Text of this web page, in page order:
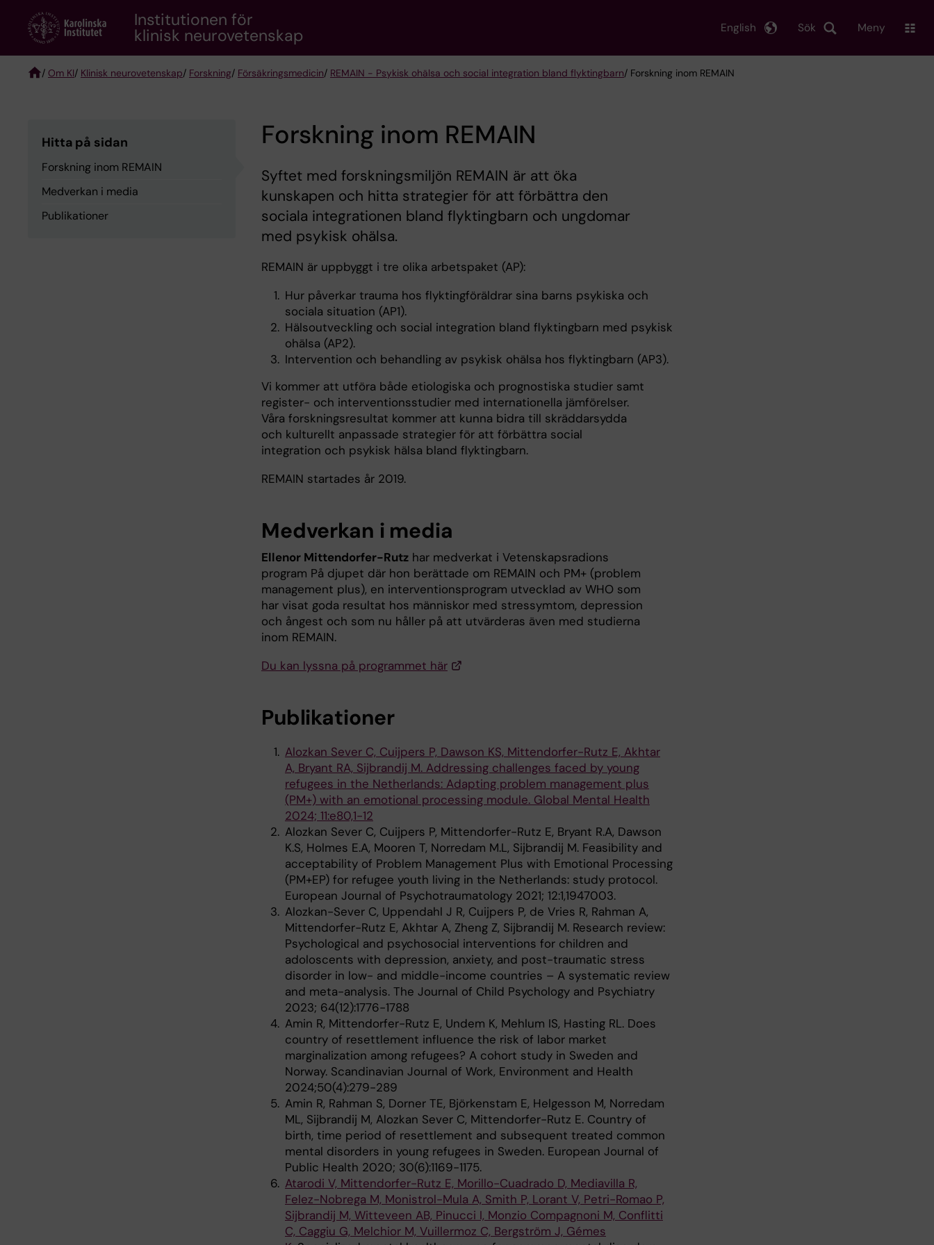
content
Institutionen för
klinisk neurovetenskap Sök
English Meny
/ Om KI/ Klinisk neurovetenskap/ Forskning/ Försäkringsmedicin/ REMAIN - Psykisk ohälsa och social integration bland flyktingbarn/ Forskning inom REMAIN
Hitta på sidan
Forskning inom REMAIN
Medverkan i media
Publikationer
Forskning inom REMAIN
Syftet med forskningsmiljön REMAIN är att öka
kunskapen och hitta strategier för att förbättra den
sociala integrationen bland flyktingbarn och ungdomar
med psykisk ohälsa.
REMAIN är uppbyggt i tre olika arbetspaket (AP):
Hur påverkar trauma hos flyktingföräldrar sina barns psykiska och
sociala situation (AP1).
Hälsoutveckling och social integration bland flyktingbarn med psykisk
ohälsa (AP2).
Intervention och behandling av psykisk ohälsa hos flyktingbarn (AP3).
Vi kommer att utföra både etiologiska och prognostiska studier samt
register- och interventionsstudier med internationella jämförelser.
Våra forskningsresultat kommer att kunna bidra till skräddarsydda
och kulturellt anpassade strategier för att förbättra social
integration och psykisk hälsa bland flyktingbarn.
REMAIN startades år 2019.
Medverkan i media
Ellenor Mittendorfer-Rutz har medverkat i Vetenskapsradions
program På djupet där hon berättade om REMAIN och PM+ (problem
management plus), en interventionsprogram utvecklad av WHO som
har visat goda resultat hos människor med stressymtom, depression
och ångest och som nu håller på att utvärderas även med studierna
inom REMAIN.
Du kan lyssna på programmet här
Publikationer
Alozkan Sever C, Cuijpers P, Dawson KS, Mittendorfer-Rutz E, Akhtar
A, Bryant RA, Sijbrandij M. Addressing challenges faced by young
refugees in the Netherlands: Adapting problem management plus
(PM+) with an emotional processing module. Global Mental Health
2024; 11:e80,1-12
Alozkan Sever C, Cuijpers P, Mittendorfer-Rutz E, Bryant R.A, Dawson
K.S, Holmes E.A, Mooren T, Norredam M.L, Sijbrandij M. Feasibility and
acceptability of Problem Management Plus with Emotional Processing
(PM+EP) for refugee youth living in the Netherlands: study protocol.
European Journal of Psychotraumatology 2021; 12:1,1947003.
Alozkan-Sever C, Uppendahl J R, Cuijpers P, de Vries R, Rahman A,
Mittendorfer-Rutz E, Akhtar A, Zheng Z, Sijbrandij M. Research review:
Psychological and psychosocial interventions for children and
adoloscents with depression, anxiety, and post-traumatic stress
disorder in low- and middle-income countries – A systematic review
and meta-analysis. The Journal of Child Psychology and Psychiatry
2023; 64(12):1776-1788
Amin R, Mittendorfer-Rutz E, Undem K, Mehlum IS, Hasting RL. Does
country of resettlement influence the risk of labor market
marginalization among refugees? A cohort study in Sweden and
Norway. Scandinavian Journal of Work, Environment and Health
2024;50(4):279-289
Amin R, Rahman S, Dorner TE, Björkenstam E, Helgesson M, Norredam
ML, Sijbrandij M, Alozkan Sever C, Mittendorfer-Rutz E. Country of
birth, time period of resettlement and subsequent treated common
mental disorders in young refugees in Sweden. European Journal of
Public Health 2020; 30(6):1169-1175.
Atarodi V, Mittendorfer-Rutz E, Morillo-Cuadrado D, Mediavilla R,
Felez-Nobrega M, Monistrol-Mula A, Smith P, Lorant V, Petri-Romao P,
Sijbrandij M, Witteveen AB, Pinucci I, Monzio Compagnoni M, Conflitti
C, Caggiu G, Melchior M, Vuillermoz C, Bergström J, Gémes